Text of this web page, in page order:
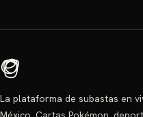
La plataforma de subastas en